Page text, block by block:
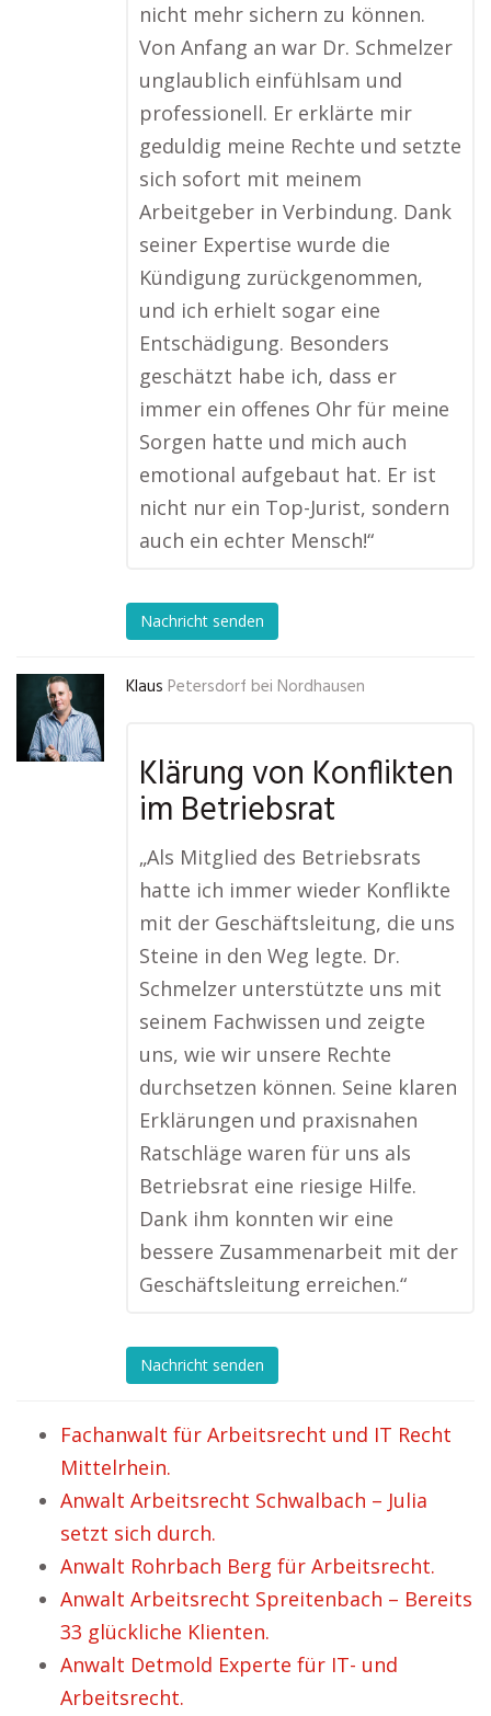
nicht mehr sichern zu können.
Von Anfang an war Dr. Schmelzer
unglaublich einfühlsam und
professionell. Er erklärte mir
geduldig meine Rechte und setzte
sich sofort mit meinem
Arbeitgeber in Verbindung. Dank
seiner Expertise wurde die
Kündigung zurückgenommen,
und ich erhielt sogar eine
Entschädigung. Besonders
geschätzt habe ich, dass er
immer ein offenes Ohr für meine
Sorgen hatte und mich auch
emotional aufgebaut hat. Er ist
nicht nur ein Top-Jurist, sondern
auch ein echter Mensch!“
Nachricht senden
Klaus Petersdorf bei Nordhausen
Klärung von Konflikten
im Betriebsrat
„Als Mitglied des Betriebsrats
hatte ich immer wieder Konflikte
mit der Geschäftsleitung, die uns
Steine in den Weg legte. Dr.
Schmelzer unterstützte uns mit
seinem Fachwissen und zeigte
uns, wie wir unsere Rechte
durchsetzen können. Seine klaren
Erklärungen und praxisnahen
Ratschläge waren für uns als
Betriebsrat eine riesige Hilfe.
Dank ihm konnten wir eine
bessere Zusammenarbeit mit der
Geschäftsleitung erreichen.“
Nachricht senden
Fachanwalt für Arbeitsrecht und IT Recht
Mittelrhein.
Anwalt Arbeitsrecht Schwalbach – Julia
setzt sich durch.
Anwalt Rohrbach Berg für Arbeitsrecht.
Anwalt Arbeitsrecht Spreitenbach – Bereits
33 glückliche Klienten.
Anwalt Detmold Experte für IT- und
Arbeitsrecht.